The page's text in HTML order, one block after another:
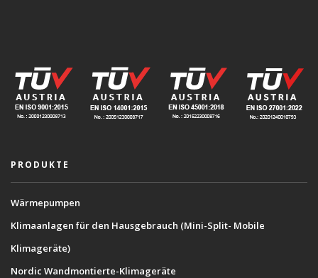
PRODUKTE
Wärmepumpen
Klimaanlagen für den Hausgebrauch (Mini-Split- Mobile
Klimageräte)
Nordic Wandmontierte-Klimageräte